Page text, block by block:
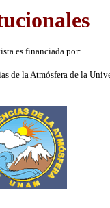
es financiada por:
de la Atmósfera de la